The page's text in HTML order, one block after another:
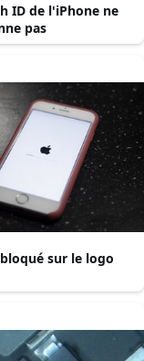
ID de l'iPhone ne
pas
sur le logo